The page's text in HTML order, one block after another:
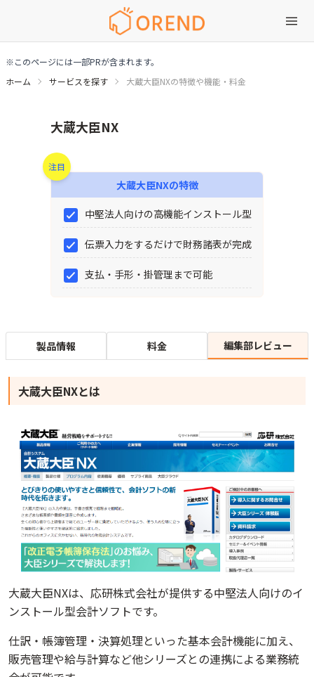
※このページには一部PRが含まれます。
ホーム
サービスを探す 大蔵大臣NXの特徴や機能・料金
大蔵大臣NX
注目
大蔵大臣NXの特徴
中堅法人向けの高機能インストール型
伝票入力をするだけで財務諸表が完成
支払・手形・掛管理まで可能
製品情報 料金 編集部レビュー
大蔵大臣NXとは
大蔵大臣NXは、応研株式会社が提供する中堅法人向けのイ
ンストール型会計ソフトです。
仕訳・帳簿管理・決算処理といった基本会計機能に加え、
販売管理や給与計算など他シリーズとの連携による業務統